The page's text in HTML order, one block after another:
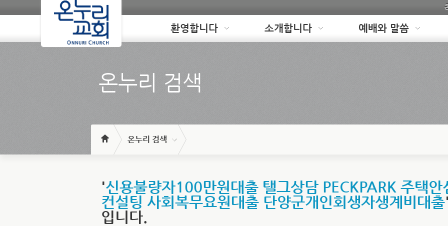
Loading 환영합니다 소개합니다 예배와 말씀
온누리 검색
온누리 검색
'신용불량자100만원대출 탤그상담 PECKPARK 주택
컨설팅 사회복무요원대출 단양군개인회생자생계비대출
입니다.